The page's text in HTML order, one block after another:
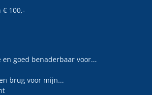
€ 100,-
en goed benaderbaar voor...
brug voor mijn...